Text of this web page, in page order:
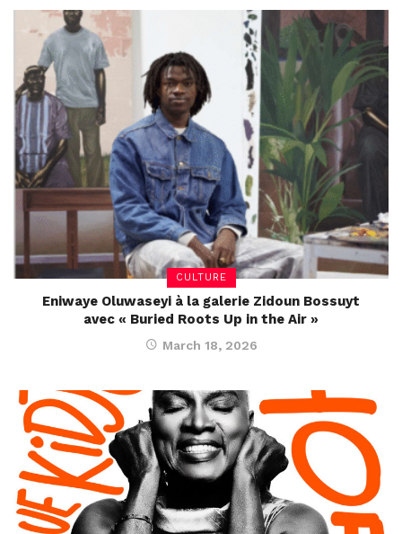
CULTURE
Eniwaye Oluwaseyi à la galerie Zidoun Bossuyt
avec « Buried Roots Up in the Air »
March 18, 2026